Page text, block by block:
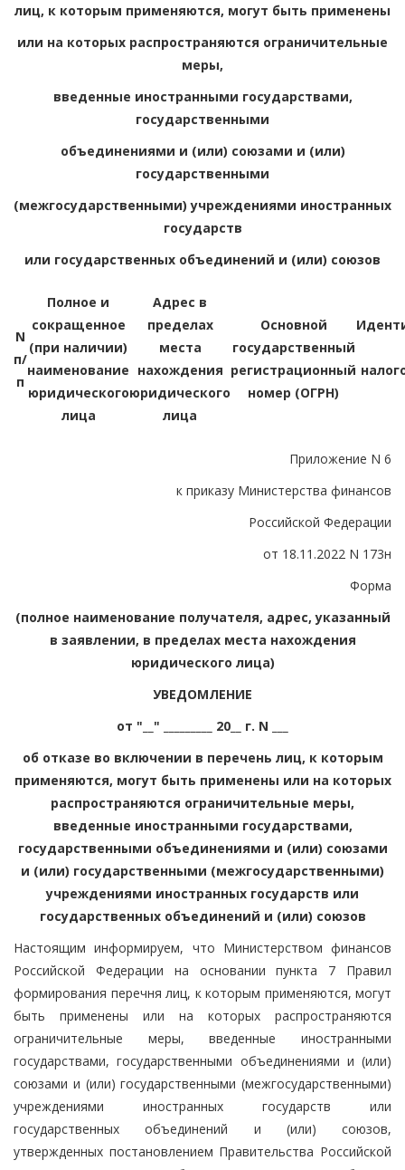
лиц, к которым применяются, могут быть применены
или на которых распространяются ограничительные
меры,
введенные иностранными государствами,
государственными
объединениями и (или) союзами и (или)
государственными
(межгосударственными) учреждениями иностранных
государств
или государственных объединений и (или) союзов
N
п/
п
Полное и
сокращенное
(при наличии)
наименование
юридического
лица
Адрес в
пределах
места
нахождения
юридического
лица
Основной
государственный
регистрационный
номер (ОГРН)
Приложение N 6
к приказу Министерства финансов
Российской Федерации
от 18.11.2022 N 173н
Форма
(полное наименование получателя, адрес, указанный
в заявлении, в пределах места нахождения
юридического лица)
УВЕДОМЛЕНИЕ
от "__" _________ 20__ г. N ___
об отказе во включении в перечень лиц, к которым
применяются, могут быть применены или на которых
распространяются ограничительные меры,
введенные иностранными государствами,
государственными объединениями и (или) союзами
и (или) государственными (межгосударственными)
учреждениями иностранных государств или
государственных объединений и (или) союзов
Настоящим информируем, что Министерством финансов
Российской Федерации на основании пункта 7 Правил
формирования перечня лиц, к которым применяются, могут
быть применены или на которых распространяются
ограничительные меры, введенные иностранными
государствами, государственными объединениями и (или)
союзами и (или) государственными (межгосударственными)
учреждениями иностранных государств или
государственных объединений и (или) союзов,
утвержденных постановлением Правительства Российской